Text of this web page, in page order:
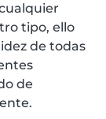
tipo, ello
de todas
de